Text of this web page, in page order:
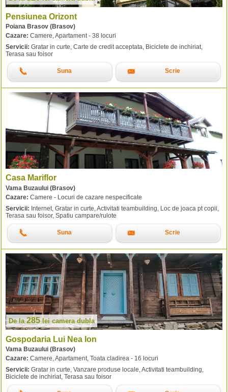
Pensiunea Orizont
Poiana Brasov (Brasov)
Cazare: Camere, Apartament - 38 locuri
Servicii: Gratar in curte, Carte de credit acceptata, Biciclete de inchiriat,
Terasa sau foisor
Suna Scrie
Casa Mariflor
Vama Buzaului (Brasov)
Cazare: Camere - Locuri de cazare nespecificate
Servicii: Internet, Gratar in curte, Activitati teambuilding, Loc de joaca pt copii,
Terasa sau foisor, Spatiu campare/rulote
Suna Scrie
De la 285 lei camera dubla
Gospodaria Lui Nea Ion
Vama Buzaului (Brasov)
Cazare: Camere, Apartament, Toata cladirea - 16 locuri
Servicii: Gratar in curte, Vanzare produse locale, Activitati teambuilding,
Biciclete de inchiriat, Terasa sau foisor